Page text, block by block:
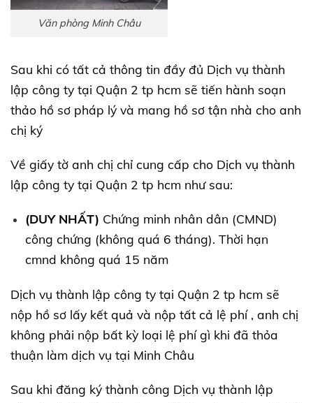
Văn phòng Minh Châu
Sau khi có tất cả thông tin đầy đủ Dịch vụ thành
lập công ty tại Quận 2 tp hcm sẽ tiến hành soạn
thảo hồ sơ pháp lý và mang hồ sơ tận nhà cho anh
chị ký
Về giấy tờ anh chị chỉ cung cấp cho Dịch vụ thành
lập công ty tại Quận 2 tp hcm như sau:
(DUY NHẤT) Chứng minh nhân dân (CMND)
công chứng (không quá 6 tháng). Thời hạn
cmnd không quá 15 năm
Dịch vụ thành lập công ty tại Quận 2 tp hcm sẽ
nộp hồ sơ lấy kết quả và nộp tất cả lệ phí , anh chị
không phải nộp bất kỳ loại lệ phí gì khi đã thỏa
thuận làm dịch vụ tại Minh Châu
Sau khi đăng ký thành công Dịch vụ thành lập